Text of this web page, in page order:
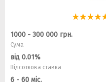
1000 - 300 000 грн.
Сума
від 0.01%
Відсоткова ставка
6 - 60 міс.